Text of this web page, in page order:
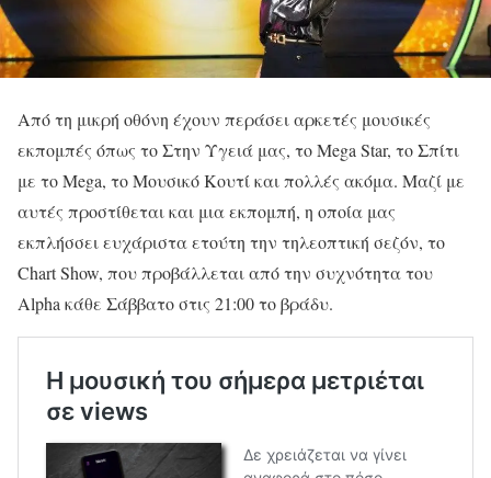
Από τη μικρή οθόνη έχουν περάσει αρκετές μουσικές
εκπομπές όπως το Στην Υγειά μας, το Mega Star, το Σπίτι
με το Mega, το Μουσικό Κουτί και πολλές ακόμα. Μαζί με
αυτές προστίθεται και μια εκπομπή, η οποία μας
εκπλήσσει ευχάριστα ετούτη την τηλεοπτική σεζόν, το
Chart Show, που προβάλλεται από την συχνότητα του
Alpha κάθε Σάββατο στις 21:00 το βράδυ.